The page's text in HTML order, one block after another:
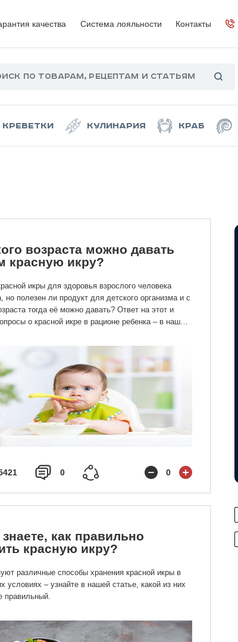
качества Система лояльности Контакты
Креветки Кулинария Краб
возраста можно давать
красную икру?
икры для здоровья взрослого человека
но полезен ли продукт для детского организма и с
тогда её можно давать? Ответ на этот и
о красной икре в рационе ребенка – в нашей
0 0
как правильно
красную икру?
различные способы хранения красной икры в
условиях – узнайте в нашей статье, какой из них
правильный.